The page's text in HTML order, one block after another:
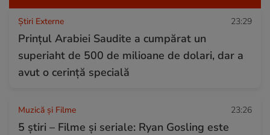
Știri Externe 23:29
Prințul Arabiei Saudite a cumpărat un
superiaht de 500 de milioane de dolari, dar a
avut o cerință specială
Muzică și Filme 23:26
5 știri – Filme și seriale: Ryan Gosling este